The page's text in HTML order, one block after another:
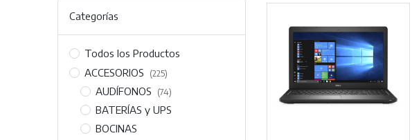
Categorías
Todos los Productos
ACCESORIOS
(225)
AUDÍFONOS (74)
BATERÍAS y UPS
BOCINAS